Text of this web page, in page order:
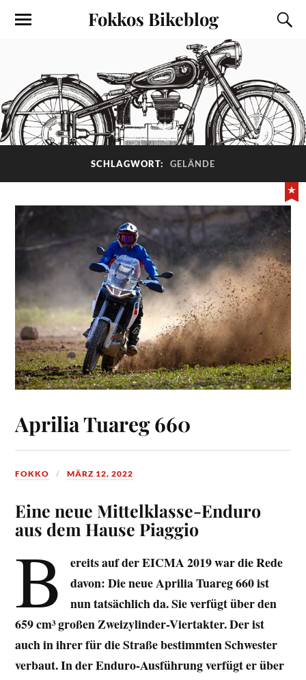
Fokkos Bikeblog
SCHLAGWORT: GELÄNDE
Aprilia Tuareg 660
FOKKO MÄRZ 12, 2022
Eine neue Mittelklasse-Enduro
aus dem Hause Piaggio
B
ereits auf der EICMA 2019 war die Rede
davon: Die neue Aprilia Tuareg 660 ist
nun tatsächlich da. Sie verfügt über den
659 cm³ großen Zweizylinder-Viertakter. Der ist
auch in ihrer für die Straße bestimmten Schwester
verbaut. In der Enduro-Ausführung verfügt er über